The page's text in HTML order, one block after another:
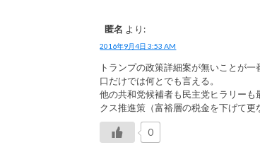
匿名 より:
2016年9月4日 3:53 AM
トランプの政策詳細案が無いことが一
口だけでは何とでも言える。
他の共和党候補者も民主党ヒラリー
クス推進策（富裕層の税金を下げて更
0